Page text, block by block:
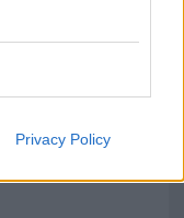
Privacy Policy